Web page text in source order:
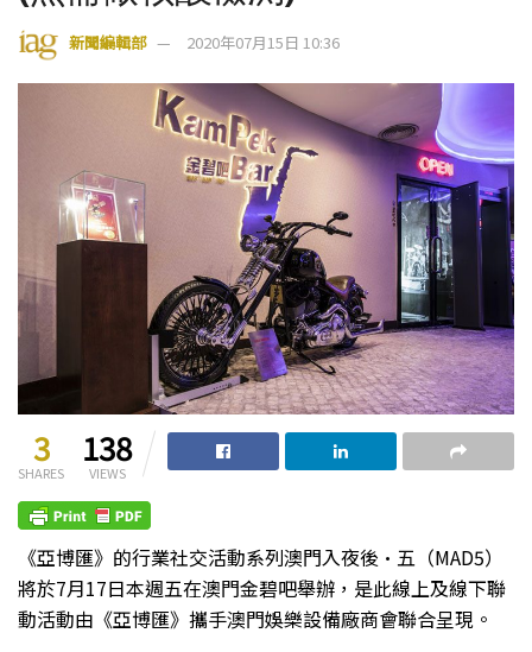
新聞編輯部 2020年07月15日 10:36
3
SHARES
138
VIEWS
《亞博匯》的行業社交活動系列澳門入夜後·五（MAD5）
將於7月17日本週五在澳門金碧吧舉辦，是此線上及線下聯
動活動由《亞博匯》攜手澳門娛樂設備廠商會聯合呈現。